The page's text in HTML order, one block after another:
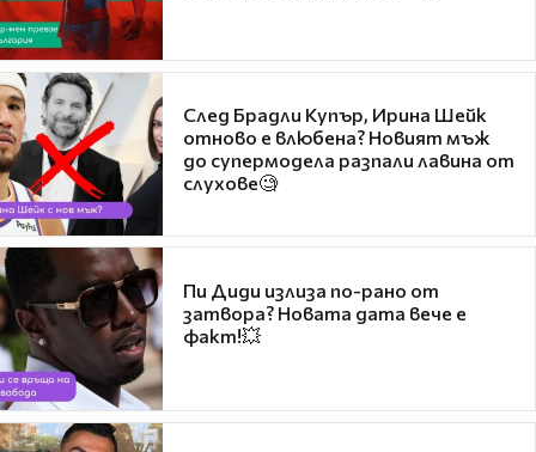
След Брадли Купър, Ирина Шейк
отново е влюбена? Новият мъж
до супермодела разпали лавина от
слухове🧐
Пи Диди излиза по-рано от
затвора? Новата дата вече е
факт!💥